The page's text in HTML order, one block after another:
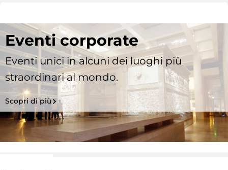
Eventi corporate
Eventi unici in alcuni dei luoghi più
straordinari al mondo.
Scopri di più